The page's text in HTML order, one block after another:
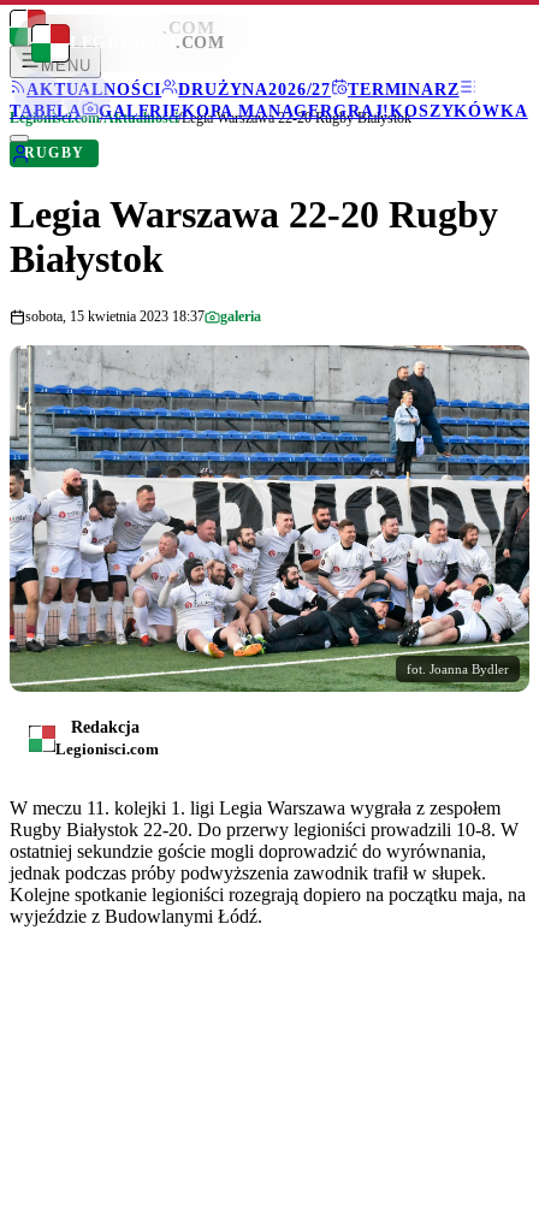
LEGIONISCI .COM
MENU
AKTUALNOŚCI
DRUŻYNA2026/27
TERMINARZ
TABELA
GALERIEKOPA MANAGERGRAJ!KOSZYKÓWKA
LEGIONISCI .COM
Legionisci.com/Aktualności/Legia Warszawa 22-20 Rugby Białystok
RUGBY
Legia Warszawa 22-20 Rugby
Białystok
sobota, 15 kwietnia 2023 18:37 galeria
fot. Joanna Bydler
Redakcja
Legionisci.com
W meczu 11. kolejki 1. ligi Legia Warszawa wygrała z zespołem
Rugby Białystok 22-20. Do przerwy legioniści prowadzili 10-8. W
ostatniej sekundzie goście mogli doprowadzić do wyrównania,
jednak podczas próby podwyższenia zawodnik trafił w słupek.
Kolejne spotkanie legioniści rozegrają dopiero na początku maja, na
wyjeździe z Budowlanymi Łódź.